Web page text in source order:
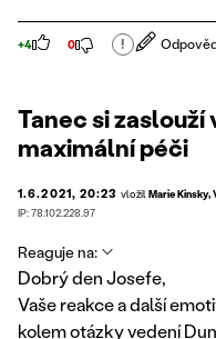
+4 0 !
Tanec si
maximální péči
1.6.2021, 20:23 vložil Marie Kinsky,
IP: 78.102.228.97
Reaguje na:
Dobrý den Josefe,
Vaše reakce a další
kolem otázky vedení